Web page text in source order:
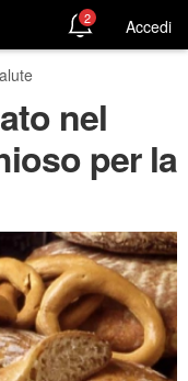
2 Accedi
nel
per la